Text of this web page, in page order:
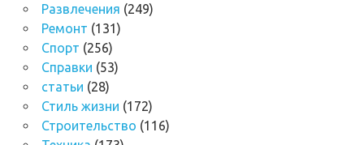
Развлечения (249)
Ремонт (131)
Спорт (256)
Справки (53)
статьи (28)
Стиль жизни (172)
Строительство (116)